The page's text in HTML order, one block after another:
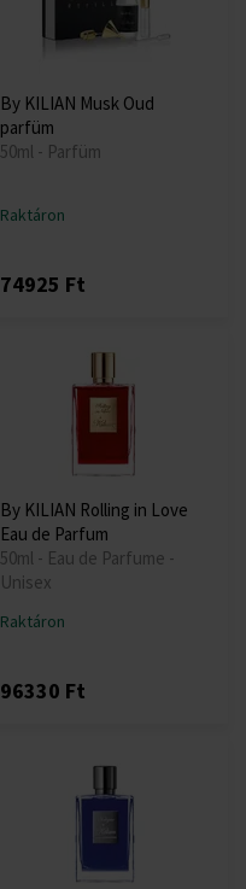
By KILIAN Musk Oud
parfüm
50ml - Parfüm
Raktáron
74925 Ft
By KILIAN Rolling in Love
Eau de Parfum
50ml - Eau de Parfume -
Unisex
Raktáron
96330 Ft